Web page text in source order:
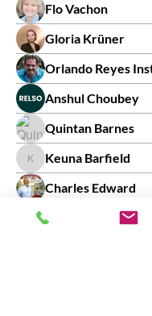
Flo Vachon
Gloria Krüner
Orlando Reyes
Anshul Choubey
Quintan Barnes
Keuna Barfield
Keuna Barfield
Charles Edward
Sylvia Don Carlos